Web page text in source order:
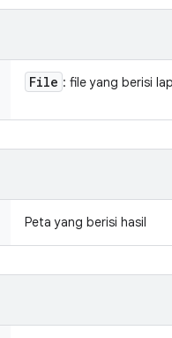
File : file yang berisi
Peta yang berisi hasil